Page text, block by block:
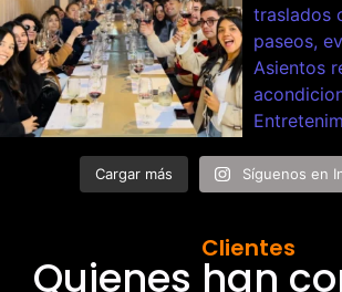
Cargar más Síguenos en
Clientes
Quienes han